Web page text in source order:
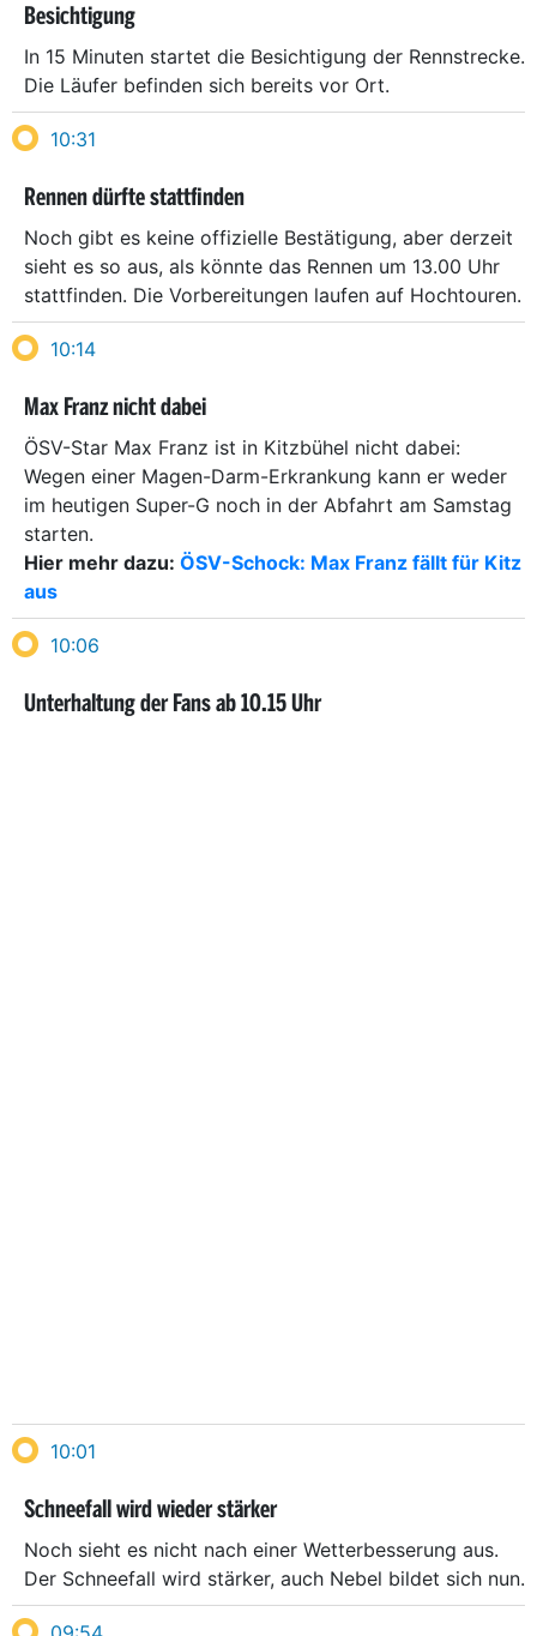
Besichtigung
In 15 Minuten startet die Besichtigung der Rennstrecke.
Die Läufer befinden sich bereits vor Ort.
10:31
Rennen dürfte stattfinden
Noch gibt es keine offizielle Bestätigung, aber derzeit
sieht es so aus, als könnte das Rennen um 13.00 Uhr
stattfinden. Die Vorbereitungen laufen auf Hochtouren.
10:14
Max Franz nicht dabei
ÖSV-Star Max Franz ist in Kitzbühel nicht dabei:
Wegen einer Magen-Darm-Erkrankung kann er weder
im heutigen Super-G noch in der Abfahrt am Samstag
starten.
Hier mehr dazu: ÖSV-Schock: Max Franz fällt für Kitz
aus
10:06
Unterhaltung der Fans ab 10.15 Uhr
10:01
Schneefall wird wieder stärker
Noch sieht es nicht nach einer Wetterbesserung aus.
Der Schneefall wird stärker, auch Nebel bildet sich nun.